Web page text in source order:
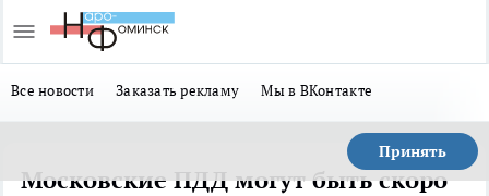
Все новости Заказать рекламу Мы в ВКонтакте
Принять
Московские ПДД могут быть скоро